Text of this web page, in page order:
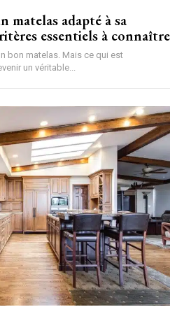
matelas adapté à sa
essentiels à connaître
bon matelas. Mais ce qui est
un véritable...